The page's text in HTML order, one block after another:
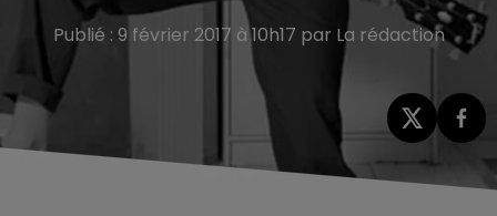
Publié : 9 février 2017 à 10h17 par La rédaction